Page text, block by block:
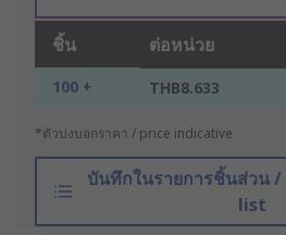
ชิ้น ต่อหน่วย
100 + THB8.633
*ตัวบ่งบอกราคา / price indicative
บันทึกในรายการชิ้นส่วน
list